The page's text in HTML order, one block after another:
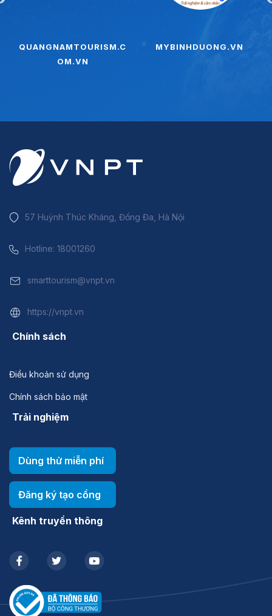
QUANGNAMTOURISM.C
OM.VN
MYBINHDUONG.VN
57 Huỳnh Thúc Kháng, Đống Đa, Hà Nội
Hotline: 18001260
smarttourism@vnpt.vn
https://vnpt.vn
Chính sách
Điều khoản sử dụng
Chính sách bảo mật
Trải nghiệm
Dùng thử miễn phí
Đăng ký tạo cổng
Kênh truyền thông